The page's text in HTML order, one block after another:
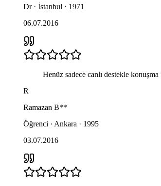
Dr · İstanbul · 1971
06.07.2016
Henüz sadece canlı destekle
R
Ramazan B**
Öğrenci · Ankara · 1995
03.07.2016